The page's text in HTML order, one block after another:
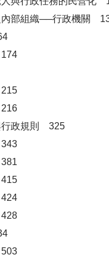
部組織──行政機關
政規則 325